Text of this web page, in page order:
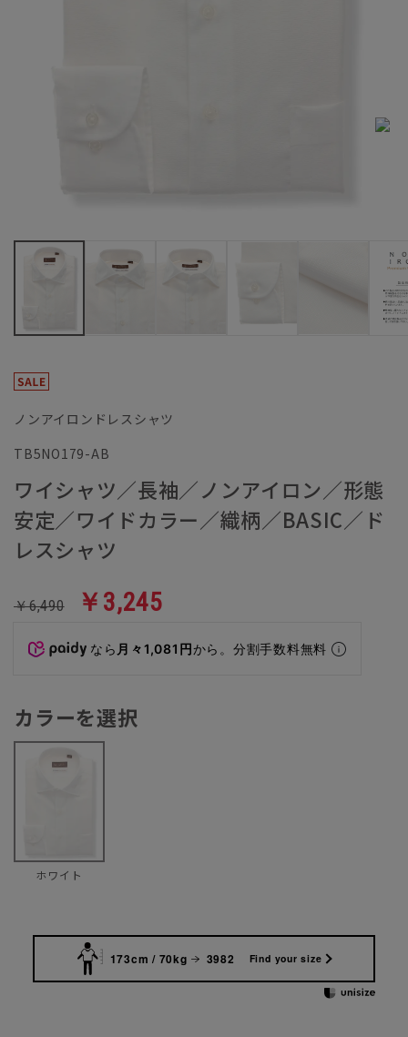
ノンアイロンドレスシャツ
TB5NO179-AB
ワイシャツ／長袖／ノンアイロン／形態
安定／ワイドカラー／織柄／BASIC／ド
レスシャツ
￥6,490 ￥3,245
なら 月々1,081円から。分割手数料無料
カラーを選択
ホワイト
173cm / 70kg 3982 Find your size